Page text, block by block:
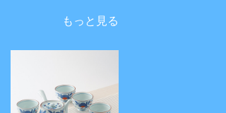
もっと見る